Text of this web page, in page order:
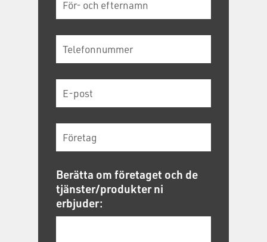
Berätta om företaget och de
tjänster/produkter ni
erbjuder: